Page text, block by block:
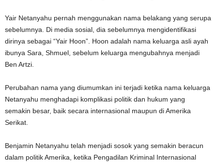
Yair Netanyahu pernah menggunakan nama belakang yang serupa
sebelumnya. Di media sosial, dia sebelumnya mengidentifikasi
dirinya sebagai “Yair Hoon”. Hoon adalah nama keluarga asli ayah
ibunya Sara, Shmuel, sebelum keluarga mengubahnya menjadi
Ben Artzi.
Perubahan nama yang diumumkan ini terjadi ketika nama keluarga
Netanyahu menghadapi komplikasi politik dan hukum yang
semakin besar, baik secara internasional maupun di Amerika
Serikat.
Benjamin Netanyahu telah menjadi sosok yang semakin beracun
dalam politik Amerika, ketika Pengadilan Kriminal Internasional